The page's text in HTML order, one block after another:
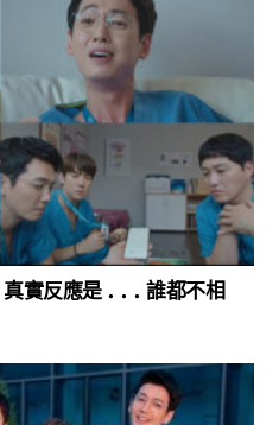
實反應是 . . . 誰都不相